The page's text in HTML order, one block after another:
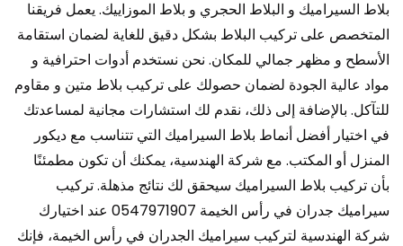
بلاط السيراميك و البلاط الحجري و بلاط الموزاييك. يعمل فريقنا
المتخصص على تركيب البلاط بشكل دقيق للغاية لضمان استقامة
الأسطح و مظهر جمالي للمكان. نحن نستخدم أدوات احترافية و
مواد عالية الجودة لضمان حصولك على تركيب بلاط متين و مقاوم
للتآكل. بالإضافة إلى ذلك، نقدم لك استشارات مجانية لمساعدتك
في اختيار أفضل أنماط بلاط السيراميك التي تتناسب مع ديكور
المنزل أو المكتب. مع شركة الهندسية، يمكنك أن تكون مطمئنًا
بأن تركيب بلاط السيراميك سيحقق لك نتائج مذهلة. تركيب
سيراميك جدران في رأس الخيمة 0547971907 عند اختيارك
شركة الهندسية لتركيب سيراميك الجدران في رأس الخيمة، فإنك